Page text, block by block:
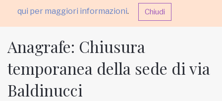
qui per maggiori informazioni. Chiudi
HOME
Anagrafe: Chiusura
temporanea della sede di via
Baldinucci